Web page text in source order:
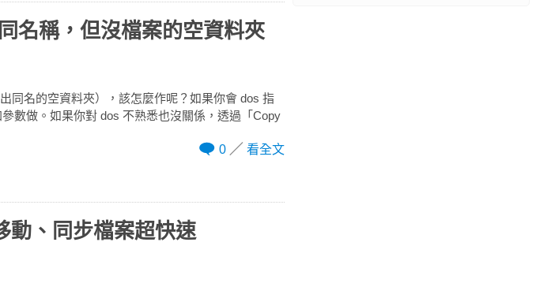
名稱，但沒檔案的空資料夾
同名的空資料夾），該怎麼作呢？如果你會 dos 指
數做。如果你對 dos 不熟悉也沒關係，透過「Copy
0
看全文
動、同步檔案超快速